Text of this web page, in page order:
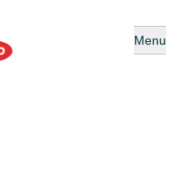
Open of
Menu